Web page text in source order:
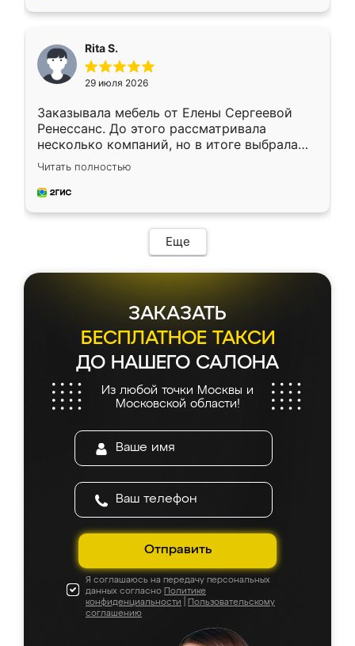
Rita S.
29 июля 2026
Заказывала мебель от Елены Сергеевой
Ренессанс. До этого рассматривала
несколько компаний, но в итоге выбрала
эту. Сначала обговорили условия, потом
приехал замерщик, всё спокойно объяснил
и снял размеры. Изготовили в срок, с
мебель сразу встала на свое место без
каких-либо доработок. Качеством осталась
довольна, все выглядит так, как и ожидала.
Читать полностью
Еще
ЗАКАЗАТЬ
БЕСПЛАТНОЕ ТАКСИ
ДО НАШЕГО САЛОНА
Из любой точки Москвы и
Московской области!
Отправить
Я соглашаюсь на передачу персональных
данных согласно Политике
конфиденциальности
Пользовательскому
соглашению